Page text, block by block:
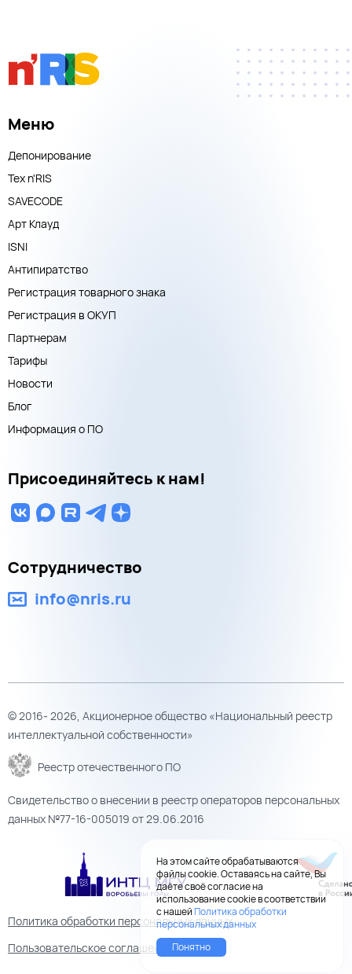
Меню
Депонирование
Тех n'RIS
SAVECODE
Арт Клауд
ISNI
Антипиратство
Регистрация товарного знака
Регистрация в ОКУП
Партнерам
Тарифы
Новости
Блог
Информация о ПО
Присоединяйтесь к нам!
Сотрудничество
info@nris.ru
© 2016- 2026, Акционерное общество «Национальный реестр
интеллектуальной собственности»
Реестр отечественного ПО
Свидетельство о внесении в реестр операторов персональных
данных №77-16-005019 от 29.06.2016
Политика обработки персональных данных
Пользовательское соглашение
На этом сайте обрабатываются
файлы cookie. Оставаясь на сайте, Вы
даёте своё согласие на
использование cookie в соответствии
с нашейПолитика обработки
персональных данных
Понятно